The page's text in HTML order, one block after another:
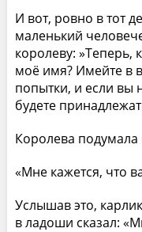
И вот, ровно в тот
маленький
королеву: »Теперь,
моё имя? Имейте в
попытки, и если вы
будете
Королева подумала
«Мне кажется, что
Услышав это,
в ладоши сказал: